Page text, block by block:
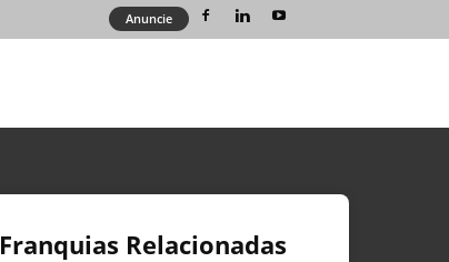
Anuncie
Franquias Relacionadas